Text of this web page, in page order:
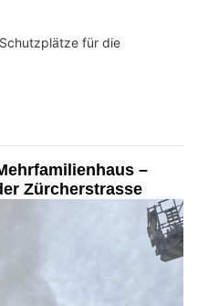
für die
–
Zürcherstrasse